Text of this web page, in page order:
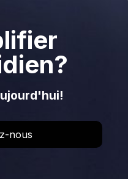
nous